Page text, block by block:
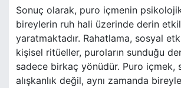
Sonuç olarak, puro içmenin
bireylerin ruh hali üzerinde derin
yaratmaktadır. Rahatlama, sosyal
kişisel ritüeller, puroların sunduğu
sadece birkaç yönüdür. Puro içmek,
alışkanlık değil, aynı zamanda